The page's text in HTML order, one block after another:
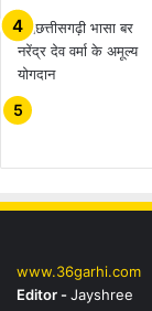
www.36garhi.com
Editor -Jayshree